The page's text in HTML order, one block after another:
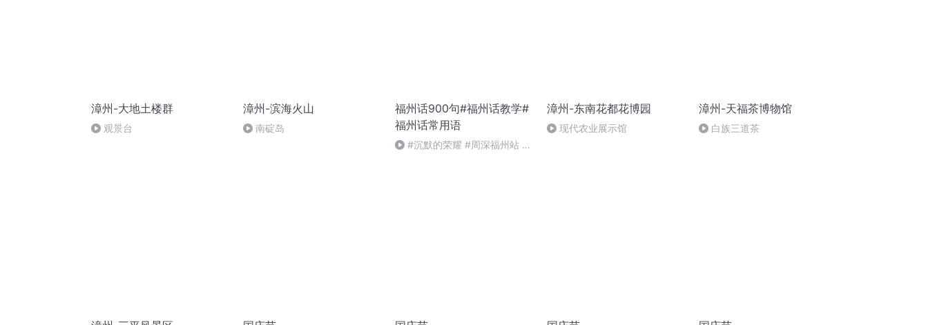
漳州-大地土楼群
观景台
漳州-滨海火山
南碇岛
福州话900句#福州话教学#
福州话常用语
#沉默的荣耀 #周深福州站 #
漳州-东南花都花博园
现代农业展示馆
漳州-天福茶博物馆
白族三道茶